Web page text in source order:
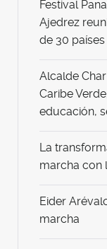
Festival
Ajedrez
de 30 países
Alcalde
Caribe
educación,
La
marcha con
Eider
marcha